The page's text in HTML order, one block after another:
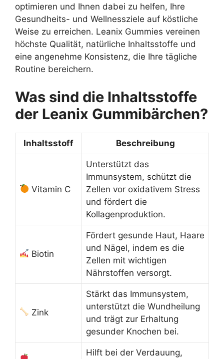
optimieren und Ihnen dabei zu helfen, Ihre
Gesundheits- und Wellnessziele auf köstliche
Weise zu erreichen. Leanix Gummies vereinen
höchste Qualität, natürliche Inhaltsstoffe und
eine angenehme Konsistenz, die Ihre tägliche
Routine bereichern.
Was sind die Inhaltsstoffe
der Leanix Gummibärchen?
Inhaltsstoff Beschreibung
Vitamin C
Unterstützt das
Immunsystem, schützt die
Zellen vor oxidativem Stress
und fördert die
Kollagenproduktion.
Biotin
Fördert gesunde Haut, Haare
und Nägel, indem es die
Zellen mit wichtigen
Nährstoffen versorgt.
Zink
Stärkt das Immunsystem,
unterstützt die Wundheilung
und trägt zur Erhaltung
gesunder Knochen bei.
Hilft bei der Verdauung,